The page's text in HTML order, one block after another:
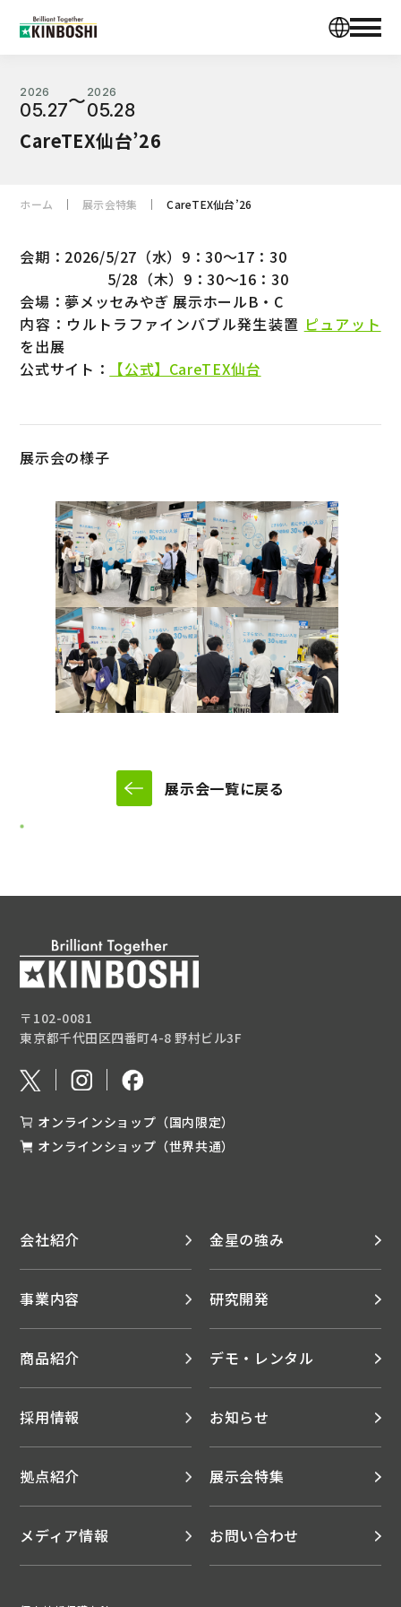
2026
05.27〜 2026
05.28
CareTEX仙台’26
ホーム 展示会特集 CareTEX仙台’26
会期：2026/5/27（水）9：30～17：30
5/28（木）9：30～16：30
会場：夢メッセみやぎ 展示ホールB・C
内容：ウルトラファインバブル発生装置 ピュアット
を出展
公式サイト：
【公式】CareTEX仙台
展示会の様子
展示会一覧に戻る
〒102-0081
東京都千代田区四番町4-8 野村ビル3F
オンラインショップ（国内限定）
オンラインショップ（世界共通）
会社紹介 金星の強み
事業内容 研究開発
商品紹介 デモ・レンタル
採用情報 お知らせ
拠点紹介 展示会特集
メディア情報 お問い合わせ